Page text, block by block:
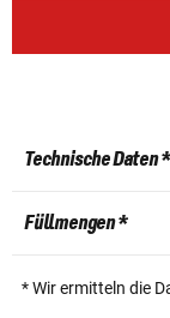
Technische Daten *
Füllmengen *
* Wir ermitteln die